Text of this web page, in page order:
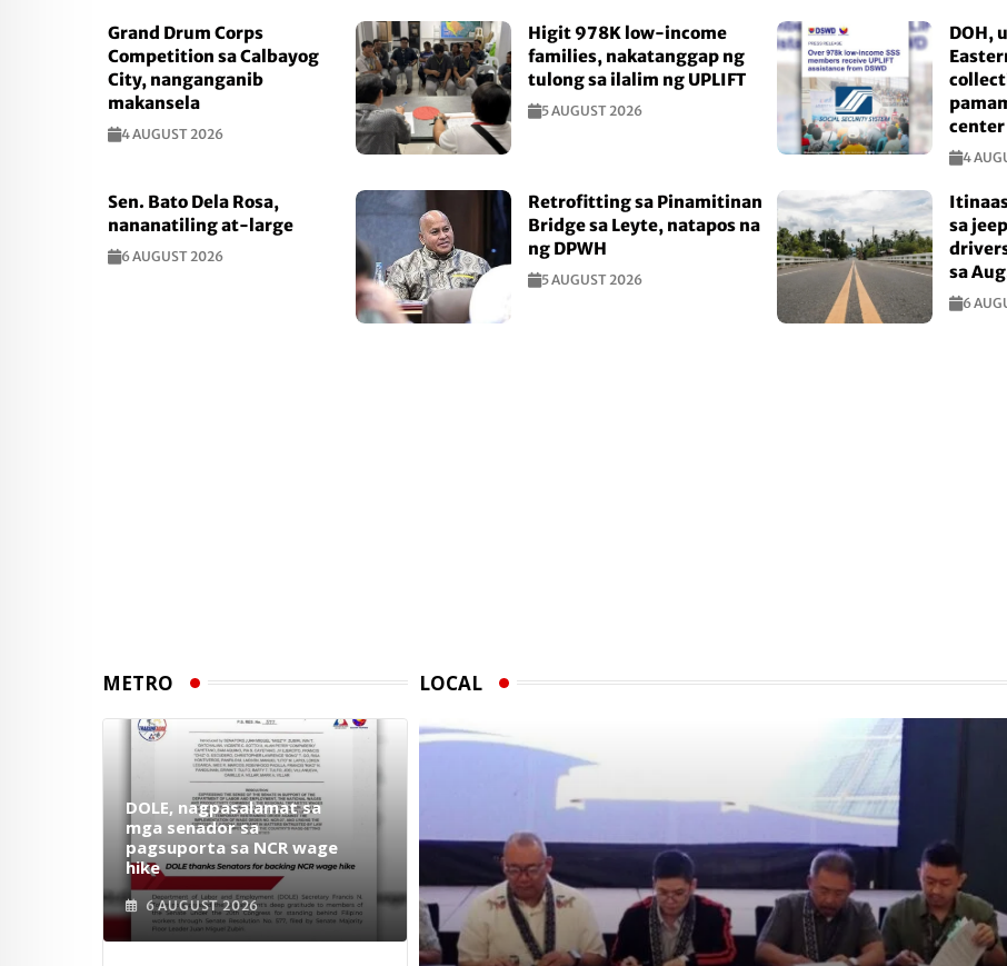
Grand Drum Corps
Competition sa Calbayog
City, nanganganib
makansela
4 AUGUST 2026
Higit 978K low-income
families, nakatanggap ng
tulong sa ilalim ng UPLIFT
5 AUGUST 2026
DOH,
center
4
Sen. Bato Dela Rosa,
nananatiling at-large
6 AUGUST 2026
Retrofitting sa Pinamitinan
Bridge sa Leyte, natapos na
ng DPWH
5 AUGUST 2026
sa
sa
6
METRO
DOLE, nagpasalamat sa
mga senador sa
pagsuporta sa NCR wage
hike
6 AUGUST 2026
LOCAL